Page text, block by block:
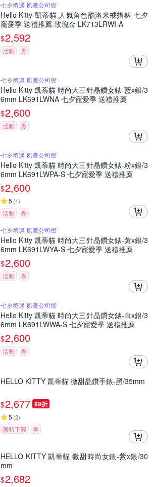
七夕禮遇 原廠公司貨
Hello Kitty 凱蒂貓 人氣角色酷洛米戒指錶 七夕
寵愛季 送禮推薦-玫瑰金 LK713LRWI-A
$2,592
活動 券
七夕禮遇 原廠公司貨
Hello Kitty 凱蒂貓 時尚大三針晶鑽女錶-藍x銀/3
6mm LK691LWNA 七夕寵愛季 送禮推薦
$2,600
活動 券
七夕禮遇 原廠公司貨
Hello Kitty 凱蒂貓 時尚大三針晶鑽女錶-粉x銀/3
6mm LK691LWPA-S 七夕寵愛季 送禮推薦
$2,600
5 (1)
活動
券
七夕禮遇 原廠公司貨
Hello Kitty 凱蒂貓 時尚大三針晶鑽女錶-黃x銀/3
6mm LK691LWYA-S 七夕寵愛季 送禮推薦
$2,600
活動 券
七夕禮遇 原廠公司貨
Hello Kitty 凱蒂貓 時尚大三針晶鑽女錶-白x銀/3
6mm LK691LWWA-S 七夕寵愛季 送禮推薦
$2,600
活動 券
HELLO KITTY 凱蒂貓 微甜晶鑽手錶-黑/35mm
$2,677 89折
5 (2)
限時下殺 券
HELLO KITTY 凱蒂貓 微甜時尚女錶-紫x銀/30
mm
$2,682